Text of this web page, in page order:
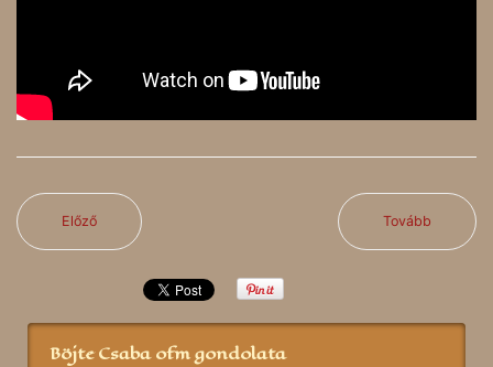
Előző Tovább
Böjte Csaba ofm gondolata